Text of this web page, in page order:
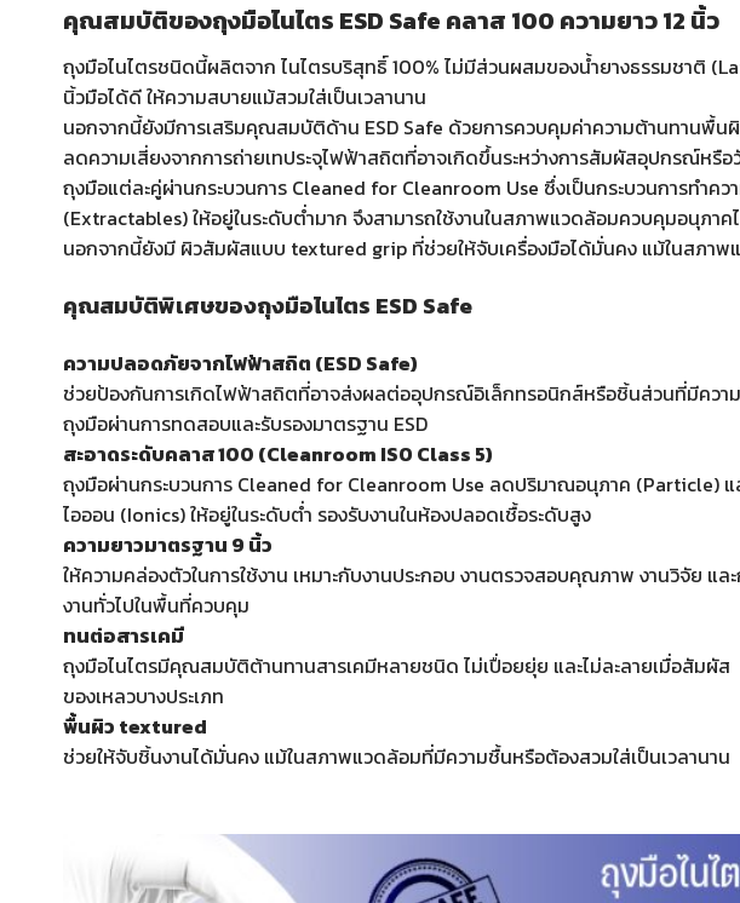
คุณสมบัติของถุงมือไนไตร ESD Safe คลาส 100 ความยาว 12 นิ้ว
ถุงมือไนไตรชนิดนี้ผลิตจาก ไนไตรบริสุทธิ์ 100% ไม่มีส่วนผสมของน้ำยางธรรมชาติ
นิ้วมือได้ดี ให้ความสบายแม้สวมใส่เป็นเวลานาน
นอกจากนี้ยังมีการเสริมคุณสมบัติด้าน ESD Safe ด้วยการควบคุมค่าความต้านทานพื้
ลดความเสี่ยงจากการถ่ายเทประจุไฟฟ้าสถิตที่อาจเกิดขึ้นระหว่างการสัมผัสอุปกรณ์หรือ
ถุงมือแต่ละคู่ผ่านกระบวนการ Cleaned for Cleanroom Use ซึ่งเป็นกระบวนการทำ
(Extractables) ให้อยู่ในระดับต่ำมาก จึงสามารถใช้งานในสภาพแวดล้อมควบคุมอนุภาค
นอกจากนี้ยังมี ผิวสัมผัสแบบ textured grip ที่ช่วยให้จับเครื่องมือได้มั่นคง แม้ในสภา
คุณสมบัติพิเศษของถุงมือไนไตร ESD Safe
ความปลอดภัยจากไฟฟ้าสถิต (ESD Safe)
ช่วยป้องกันการเกิดไฟฟ้าสถิตที่อาจส่งผลต่ออุปกรณ์อิเล็กทรอนิกส์หรือชิ้นส่วนที่มีควา
ถุงมือผ่านการทดสอบและรับรองมาตรฐาน ESD
สะอาดระดับคลาส 100 (Cleanroom ISO Class 5)
ถุงมือผ่านกระบวนการ Cleaned for Cleanroom Use ลดปริมาณอนุภาค (Particle) แ
ไอออน (Ionics) ให้อยู่ในระดับต่ำ รองรับงานในห้องปลอดเชื้อระดับสูง
ความยาวมาตรฐาน 9 นิ้ว
ให้ความคล่องตัวในการใช้งาน เหมาะกับงานประกอบ งานตรวจสอบคุณภาพ งานวิจัย และ
งานทั่วไปในพื้นที่ควบคุม
ทนต่อสารเคมี
ถุงมือไนไตรมีคุณสมบัติต้านทานสารเคมีหลายชนิด ไม่เปื่อยยุ่ย และไม่ละลายเมื่อสัมผัส
ของเหลวบางประเภท
พื้นผิว textured
ช่วยให้จับชิ้นงานได้มั่นคง แม้ในสภาพแวดล้อมที่มีความชื้นหรือต้องสวมใส่เป็นเวลานาน